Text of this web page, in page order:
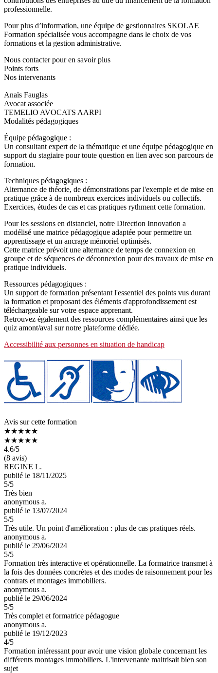
professionnelle.
Pour plus d’information, une équipe de gestionnaires SKOLAE
Formation spécialisée vous accompagne dans le choix de vos
formations et la gestion administrative.
Nous contacter pour en savoir plus
Points forts
Nos intervenants
Anaïs Fauglas
Avocat associée
TEMELIO AVOCATS AARPI
Modalités pédagogiques
Équipe pédagogique :
Un consultant expert de la thématique et une équipe pédagogique en
support du stagiaire pour toute question en lien avec son parcours de
formation.
Techniques pédagogiques :
Alternance de théorie, de démonstrations par l'exemple et de mise en
pratique grâce à de nombreux exercices individuels ou collectifs.
Exercices, études de cas et cas pratiques rythment cette formation.
Pour les sessions en distanciel, notre Direction Innovation a
modélisé une matrice pédagogique adaptée pour permettre un
apprentissage et un ancrage mémoriel optimisés.
Cette matrice prévoit une alternance de temps de connexion en
groupe et de séquences de déconnexion pour des travaux de mise en
pratique individuels.
Ressources pédagogiques :
Un support de formation présentant l'essentiel des points vus durant
la formation et proposant des éléments d'approfondissement est
téléchargeable sur votre espace apprenant.
Retrouvez également des ressources complémentaires ainsi que les
quiz amont/aval sur notre plateforme dédiée.
Accessibilité aux personnes en situation de handicap
Avis sur cette formation
★★★★★
★★★★★
4.6/5
(8 avis)
REGINE L.
publié le 18/11/2025
5/5
Très bien
anonymous a.
publié le 13/07/2024
5/5
Très utile. Un point d'amélioration : plus de cas pratiques réels.
anonymous a.
publié le 29/06/2024
5/5
Formation très interactive et opérationnelle. La formatrice transmet à
la fois des données concrètes et des modes de raisonnement pour les
contrats et montages immobiliers.
anonymous a.
publié le 29/06/2024
5/5
Très complet et formatrice pédagogue
anonymous a.
publié le 19/12/2023
4/5
Formation intéressant pour avoir une vision globale concernant les
différents montages immobiliers. L'intervenante maitrisait bien son
sujet